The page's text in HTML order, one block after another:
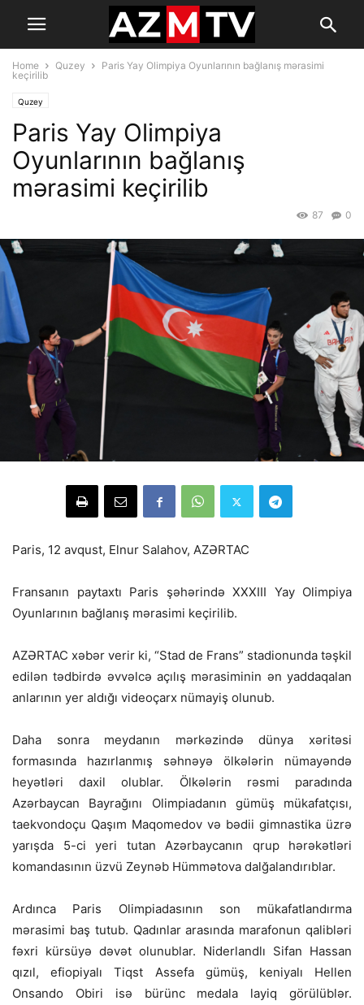
Home Quzey
Paris Yay Olimpiya Oyunlarının bağlanış mərasimi
keçirilib
Quzey
Paris Yay Olimpiya
Oyunlarının bağlanış
mərasimi keçirilib
0
87
Paris, 12 avqust, Elnur Salahov, AZƏRTAC
Fransanın paytaxtı Paris şəhərində XXXIII Yay Olimpiya
Oyunlarının bağlanış mərasimi keçirilib.
AZƏRTAC xəbər verir ki, “Stad de Frans” stadionunda təşkil
edilən tədbirdə əvvəlcə açılış mərasiminin ən yaddaqalan
anlarının yer aldığı videoçarx nümayiş olunub.
Daha sonra meydanın mərkəzində dünya xəritəsi
formasında hazırlanmış səhnəyə ölkələrin nümayəndə
heyətləri daxil olublar. Ölkələrin rəsmi paradında
Azərbaycan Bayrağını Olimpiadanın gümüş mükafatçısı,
taekvondoçu Qaşım Maqomedov və bədii gimnastika üzrə
yarışda 5-ci yeri tutan Azərbaycanın qrup hərəkətləri
komandasının üzvü Zeynəb Hümmətova dalğalandırıblar.
Ardınca Paris Olimpiadasının son mükafatlandırma
mərasimi baş tutub. Qadınlar arasında marafonun qalibləri
fəxri kürsüyə dəvət olunublar. Niderlandlı Sifan Hassan
qızıl, efiopiyalı Tiqst Assefa gümüş, keniyalı Hellen
Onsando Obiri isə bürünc medala layiq görülüblər.